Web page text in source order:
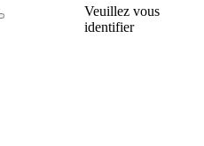
Veuillez vous
identifier